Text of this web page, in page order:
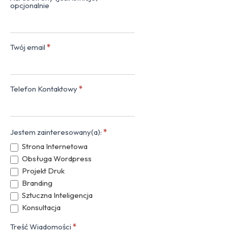
opcjonalnie
Twój email *
Telefon Kontaktowy*
Jestem zainteresowany(a): *
Strona Internetowa
Obsługa Wordpress
Projekt Druk
Branding
Sztuczna Inteligencja
Konsultacja
Treść Wiadomości *